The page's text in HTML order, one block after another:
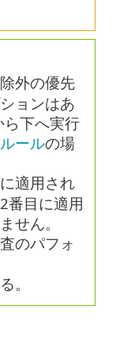
外の優先
ョンはあ
ら下へ実行
ールの場
適用され
番目に適用
せん。
のパフォ
。